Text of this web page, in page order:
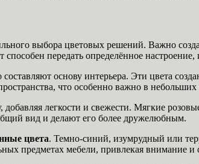
выбора цветовых решений. Важно
передать определённое
основу интерьера. Эти цвета
что особенно важно в небольших
легкости и свежести. Мягкие
вид и делают его более дружелюбным.
цвета. Темно-синий, изумрудный или
предметах мебели, привлекая внимание и